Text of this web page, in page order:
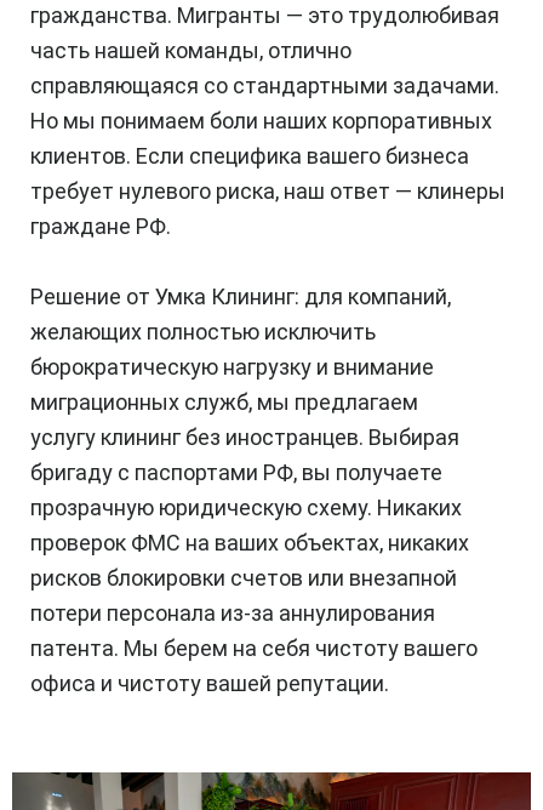
гражданства. Мигранты — это трудолюбивая
часть нашей команды, отлично
справляющаяся со стандартными задачами.
Но мы понимаем боли наших корпоративных
клиентов. Если специфика вашего бизнеса
требует нулевого риска, наш ответ — клинеры
граждане РФ.
Решение от Умка Клининг: для компаний,
желающих полностью исключить
бюрократическую нагрузку и внимание
миграционных служб, мы предлагаем
услугу клининг без иностранцев. Выбирая
бригаду с паспортами РФ, вы получаете
прозрачную юридическую схему. Никаких
проверок ФМС на ваших объектах, никаких
рисков блокировки счетов или внезапной
потери персонала из-за аннулирования
патента. Мы берем на себя чистоту вашего
офиса и чистоту вашей репутации.